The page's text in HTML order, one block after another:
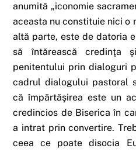
anumită „iconomie
aceasta nu constituie nici o
altă parte, este de datoria
să întărească credinţa
penitentului prin dialoguri
cadrul dialogului pastoral
că împărtăşirea este un
credincios de Biserica în
a intrat prin convertire.
ceea ce poate disocia